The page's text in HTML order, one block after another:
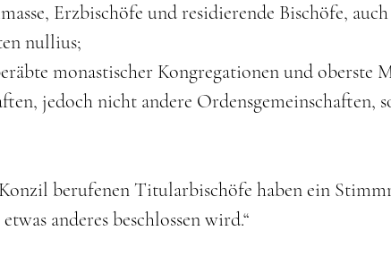
Erzbischöfe und residierende Bischöfe,
nullius;
monastischer Kongregationen und
jedoch nicht andere Ordensgemeinschaften,
berufenen Titularbischöfe haben ein
anderes beschlossen wird.“